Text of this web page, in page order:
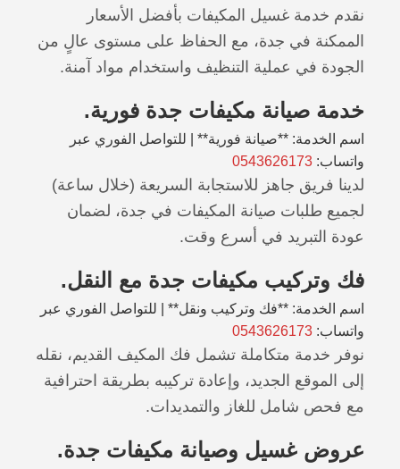
نقدم خدمة غسيل المكيفات بأفضل الأسعار
الممكنة في جدة، مع الحفاظ على مستوى عالٍ من
الجودة في عملية التنظيف واستخدام مواد آمنة.
خدمة صيانة مكيفات جدة فورية.
اسم الخدمة: **صيانة فورية** | للتواصل الفوري عبر
واتساب: 0543626173
لدينا فريق جاهز للاستجابة السريعة (خلال ساعة)
لجميع طلبات صيانة المكيفات في جدة، لضمان
عودة التبريد في أسرع وقت.
فك وتركيب مكيفات جدة مع النقل.
اسم الخدمة: **فك وتركيب ونقل** | للتواصل الفوري عبر
واتساب: 0543626173
نوفر خدمة متكاملة تشمل فك المكيف القديم، نقله
إلى الموقع الجديد، وإعادة تركيبه بطريقة احترافية
مع فحص شامل للغاز والتمديدات.
عروض غسيل وصيانة مكيفات جدة.